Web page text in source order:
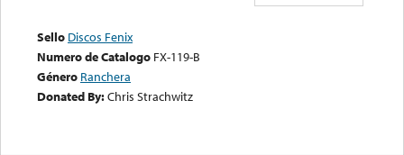
Sello Discos Fenix
Numero de Catalogo FX-119-B
Género Ranchera
Donated By:Chris Strachwitz